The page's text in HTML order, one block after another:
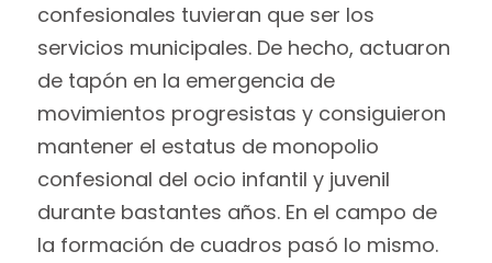
confesionales tuvieran que ser los
servicios municipales. De hecho, actuaron
de tapón en la emergencia de
movimientos progresistas y consiguieron
mantener el estatus de monopolio
confesional del ocio infantil y juvenil
durante bastantes años. En el campo de
la formación de cuadros pasó lo mismo.